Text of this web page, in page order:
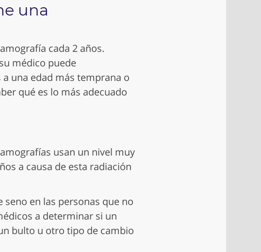
una
cada 2 años.
médico puede
una edad más temprana o
qué es lo más adecuado
usan un nivel muy
a causa de esta radiación
en las personas que no
a determinar si un
bulto u otro tipo de cambio